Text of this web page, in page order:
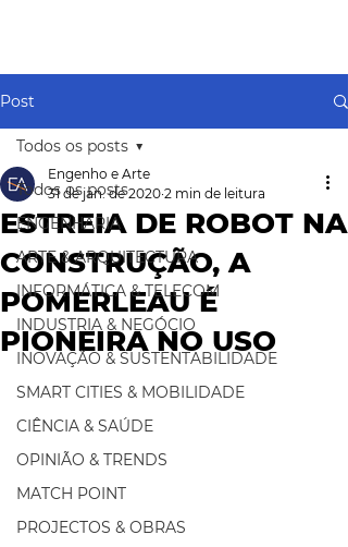
Post
Todos os posts
ENGENHARIA
ARTE & ARQUITECTURA
INFORMÁTICA & TELECOM
INDUSTRIA & NEGÓCIO
INOVAÇÃO & SUSTENTABILIDADE
SMART CITIES & MOBILIDADE
CIÊNCIA & SAÚDE
OPINIÃO & TRENDS
MATCH POINT
PROJECTOS & OBRAS
Todos os posts
ESTREIA DE ROBOT NA
CONSTRUÇÃO, A
POMERLEAU É
PIONEIRA NO USO
Engenho e Arte
31 de jan. de 2020 2 min de leitura